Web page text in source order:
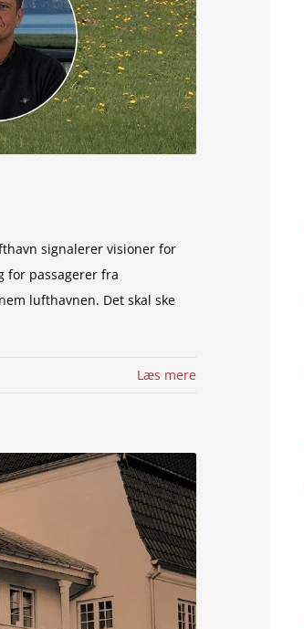
signalerer visioner for
for passagerer fra
lufthavnen. Det skal ske
Læs mere